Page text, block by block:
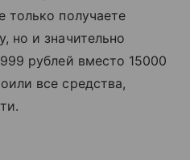
только получаете
но и значительно
рублей вместо 15000
все средства,